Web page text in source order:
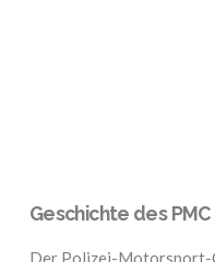
Geschichte des
Der Polizei-Motorsport-